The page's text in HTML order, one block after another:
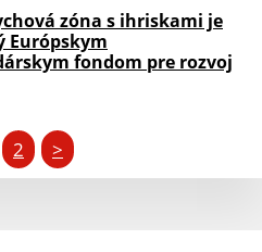
zóna s ihriskami je
Európskym
fondom pre rozvoj
2 >